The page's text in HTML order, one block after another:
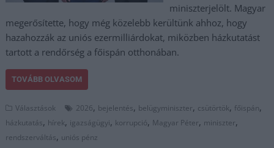
miniszterjelölt. Magyar
megerősítette, hogy még közelebb kerültünk ahhoz, hogy
hazahozzák az uniós ezermilliárdokat, miközben házkutatást
tartott a rendőrség a főispán otthonában.
TOVÁBB OLVASOM
Választások 2026, bejelentés, belügyminiszter, csütörtök, főispán,
házkutatás, hírek, igazságügyi, korrupció, Magyar Péter, miniszter,
rendszerváltás, uniós pénz